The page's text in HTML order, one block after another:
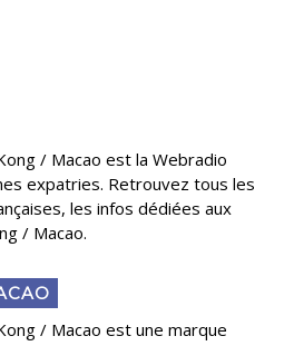
/ Macao est la Webradio
expatries. Retrouvez tous les
les infos dédiées aux
/ Macao.
/ Macao est une marque